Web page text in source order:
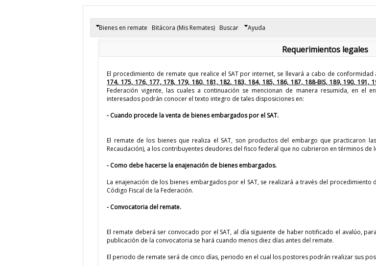
Bienes en remate
Bitácora (Mis Remates) Buscar Ayuda
Requerimientos legales
El procedimiento de remate que realice el SAT por internet, se llevará a cabo de
174,175,176,177, 178, 179, 180, 181,182,183,184,185, 186, 187, 188-BIS, 189,190,191,
Federación vigente, las cuales a continuación se mencionan de manera resumida, en
interesados podrán conocer el texto integro de tales disposiciones en:
- Cuando procede la venta de bienes embargados por el SAT.
El remate de los bienes que realiza el SAT, son productos del embargo que practicaron
Recaudación), a los contribuyentes deudores del fisco federal que no cubrieron en términos de
- Como debe hacerse la enajenación de bienes embargados.
La enajenación de los bienes embargados por el SAT, se realizará a través del
Código Fiscal de la Federación.
- Convocatoria del remate.
El remate deberá ser convocado por el SAT, al día siguiente de haber notificado el avalúo,
publicación de la convocatoria se hará cuando menos diez días antes del remate.
El periodo de remate será de cinco días, periodo en el cual los postores podrán realizar sus